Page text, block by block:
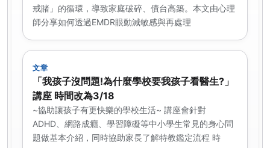
戒賭」的循環，導致家庭破碎、債台高築。本文由心理
師分享如何透過EMDR眼動減敏感與再處理
文章
「我孩子沒問題!為什麼學校要我孩子看醫生?」
講座 時間改為3/18
~協助讓孩子有更快樂的學校生活~ 講座會針對
ADHD、網路成癮、學習障礙等中小學生常見的身心問
題做基本介紹，同時協助家長了解特教鑑定流程 時